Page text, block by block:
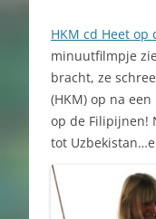
HKM cd Heet
minuutfilmpje
bracht, ze
(HKM) op na
op de Filipijnen!
tot